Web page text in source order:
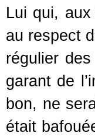
Lui qui,
au respect
régulier
garant de
bon, ne
était